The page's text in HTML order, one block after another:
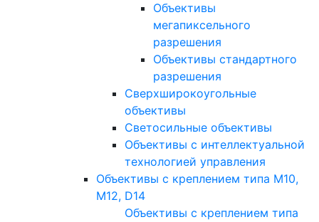
Объективы
мегапиксельного
разрешения
Объективы стандартного
разрешения
Сверхширокоугольные
объективы
Светосильные объективы
Объективы с интеллектуальной
технологией управления
Объективы с креплением типа M10,
M12, D14
Объективы с креплением типа